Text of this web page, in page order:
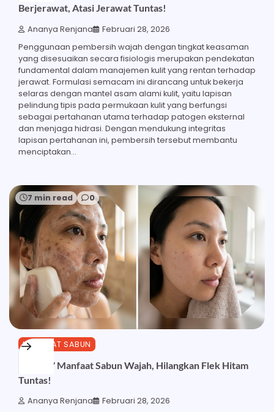
Berjerawat, Atasi Jerawat Tuntas!
Ananya Renjana Februari 28, 2026
Penggunaan pembersih wajah dengan tingkat keasaman
yang disesuaikan secara fisiologis merupakan pendekatan
fundamental dalam manajemen kulit yang rentan terhadap
jerawat. Formulasi semacam ini dirancang untuk bekerja
selaras dengan mantel asam alami kulit, yaitu lapisan
pelindung tipis pada permukaan kulit yang berfungsi
sebagai pertahanan utama terhadap patogen eksternal
dan menjaga hidrasi. Dengan mendukung integritas
lapisan pertahanan ini, pembersih tersebut membantu
menciptakan…
7 min read 0
MANFAAT SABUN
Inilah 17 Manfaat Sabun Wajah, Hilangkan Flek Hitam
Tuntas!
Ananya Renjana Februari 28, 2026